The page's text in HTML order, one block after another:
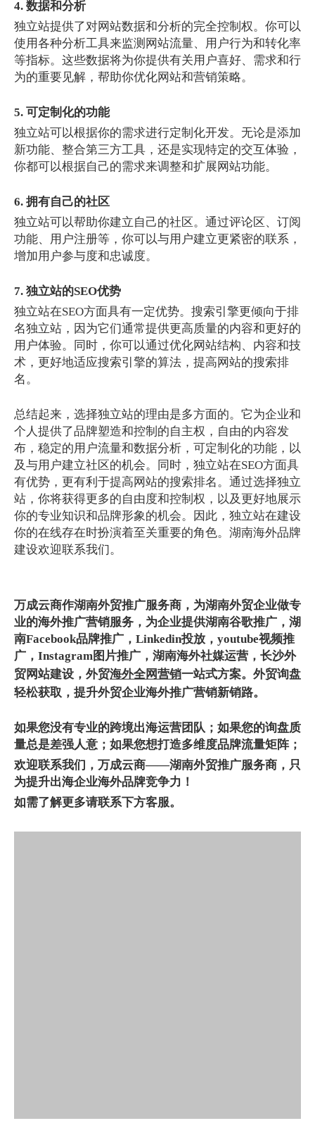
4. 数据和分析
独立站提供了对网站数据和分析的完全控制权。你可以
使用各种分析工具来监测网站流量、用户行为和转化率
等指标。这些数据将为你提供有关用户喜好、需求和行
为的重要见解，帮助你优化网站和营销策略。
5. 可定制化的功能
独立站可以根据你的需求进行定制化开发。无论是添加
新功能、整合第三方工具，还是实现特定的交互体验，
你都可以根据自己的需求来调整和扩展网站功能。
6. 拥有自己的社区
独立站可以帮助你建立自己的社区。通过评论区、订阅
功能、用户注册等，你可以与用户建立更紧密的联系，
增加用户参与度和忠诚度。
7. 独立站的SEO优势
独立站在SEO方面具有一定优势。搜索引擎更倾向于排
名独立站，因为它们通常提供更高质量的内容和更好的
用户体验。同时，你可以通过优化网站结构、内容和技
术，更好地适应搜索引擎的算法，提高网站的搜索排
名。
总结起来，选择独立站的理由是多方面的。它为企业和
个人提供了品牌塑造和控制的自主权，自由的内容发
布，稳定的用户流量和数据分析，可定制化的功能，以
及与用户建立社区的机会。同时，独立站在SEO方面具
有优势，更有利于提高网站的搜索排名。通过选择独立
站，你将获得更多的自由度和控制权，以及更好地展示
你的专业知识和品牌形象的机会。因此，独立站在建设
你的在线存在时扮演着至关重要的角色。湖南海外品牌
建设欢迎联系我们。
万成云商作湖南外贸推广服务商，为湖南外贸企业做专
业的海外推广营销服务，为企业提供湖南谷歌推广 ，湖
南Facebook品牌推广 ， Linkedin投放 ，youtube视频推
广，Instagram图片推广， 湖南海外社媒运营 ， 长沙外
贸网站建设 ， 外贸海外全网营销一站式方案。外贸询盘
轻松获取，提升外贸企业海外推广营销新销路。
如果您没有专业的跨境出海运营团队；如果您的询盘质
量总是差强人意；如果您想打造多维度品牌流量矩阵；
欢迎联系我们，万成云商——湖南外贸推广服务商，只
为提升出海企业海外品牌竞争力！
如需了解更多请联系下方客服。